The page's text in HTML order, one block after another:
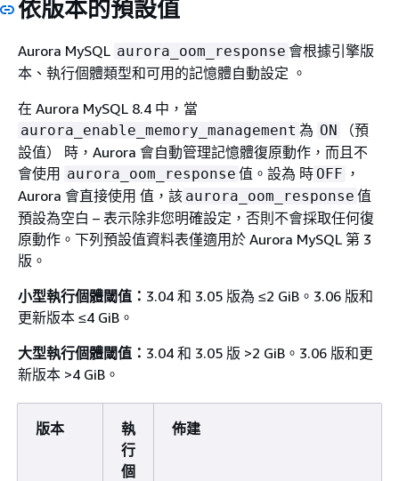
依版本的預設值
Aurora MySQL aurora_oom_response 會根據引擎版
本、執行個體類型和可用的記憶體自動設定 。
在 Aurora MySQL 8.4 中，當
aurora_enable_memory_management 為 ON
（預
設值） 時，Aurora 會自動管理記憶體復原動作，而且不
會使用 aurora_oom_response 值。設為 時 OFF ，
Aurora 會直接使用 值，該 aurora_oom_response 值
預設為空白 – 表示除非您明確設定，否則不會採取任何復
原動作。下列預設值資料表僅適用於 Aurora MySQL 第 3
版。
小型執行個體閾值： 3.04 和 3.05 版為 ≤2 GiB。3.06 版和
更新版本 ≤4 GiB。
大型執行個體閾值： 3.04 和 3.05 版 >2 GiB。3.06 版和更
新版本 >4 GiB。
版本
執
行
個
佈建